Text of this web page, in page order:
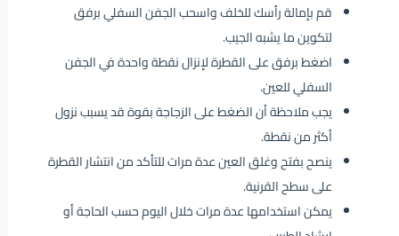
قم بإمالة رأسك للخلف واسحب الجفن السفلي برفق
لتكوين ما يشبه الجيب.
اضغط برفق على القطرة لإنزال نقطة واحدة في الجفن
السفلي للعين.
يجب ملاحظة أن الضغط على الزجاجة بقوة قد يسبب نزول
أكثر من نقطة.
ينصح بفتح وغلق العين عدة مرات للتأكد من انتشار القطرة
على سطح القرنية.
يمكن استخدامها عدة مرات خلال اليوم حسب الحاجة أو